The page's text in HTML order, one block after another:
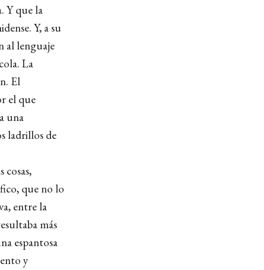
Y que la
Y, a su
al lenguaje
La
El
el que
una
ladrillos de
cosas,
que no lo
entre la
más
espantosa
y